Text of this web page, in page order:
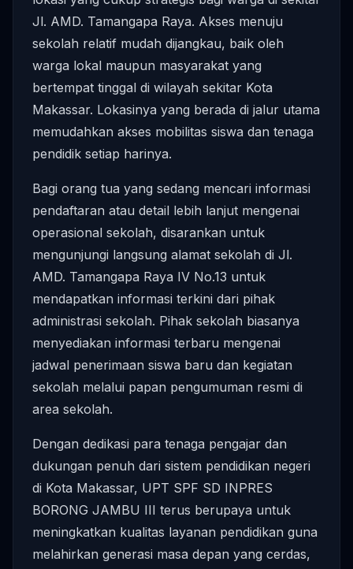
Jl. AMD. Tamangapa Raya. Akses menuju
sekolah relatif mudah dijangkau, baik oleh
warga lokal maupun masyarakat yang
bertempat tinggal di wilayah sekitar Kota
Makassar. Lokasinya yang berada di jalur utama
memudahkan akses mobilitas siswa dan tenaga
pendidik setiap harinya.
Bagi orang tua yang sedang mencari informasi
pendaftaran atau detail lebih lanjut mengenai
operasional sekolah, disarankan untuk
mengunjungi langsung alamat sekolah di Jl.
AMD. Tamangapa Raya IV No.13 untuk
mendapatkan informasi terkini dari pihak
administrasi sekolah. Pihak sekolah biasanya
menyediakan informasi terbaru mengenai
jadwal penerimaan siswa baru dan kegiatan
sekolah melalui papan pengumuman resmi di
area sekolah.
Dengan dedikasi para tenaga pengajar dan
dukungan penuh dari sistem pendidikan negeri
di Kota Makassar, UPT SPF SD INPRES
BORONG JAMBU III terus berupaya untuk
meningkatkan kualitas layanan pendidikan guna
melahirkan generasi masa depan yang cerdas,